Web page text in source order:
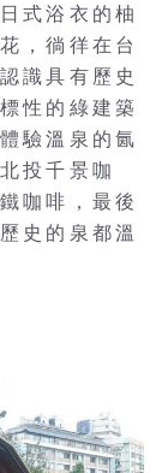
式浴衣的柚
，徜徉在台
識具有歷史
性的綠建築
驗溫泉的氤
投千景咖
咖啡，最後
史的泉都溫